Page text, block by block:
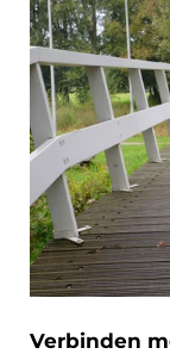
Verbinden